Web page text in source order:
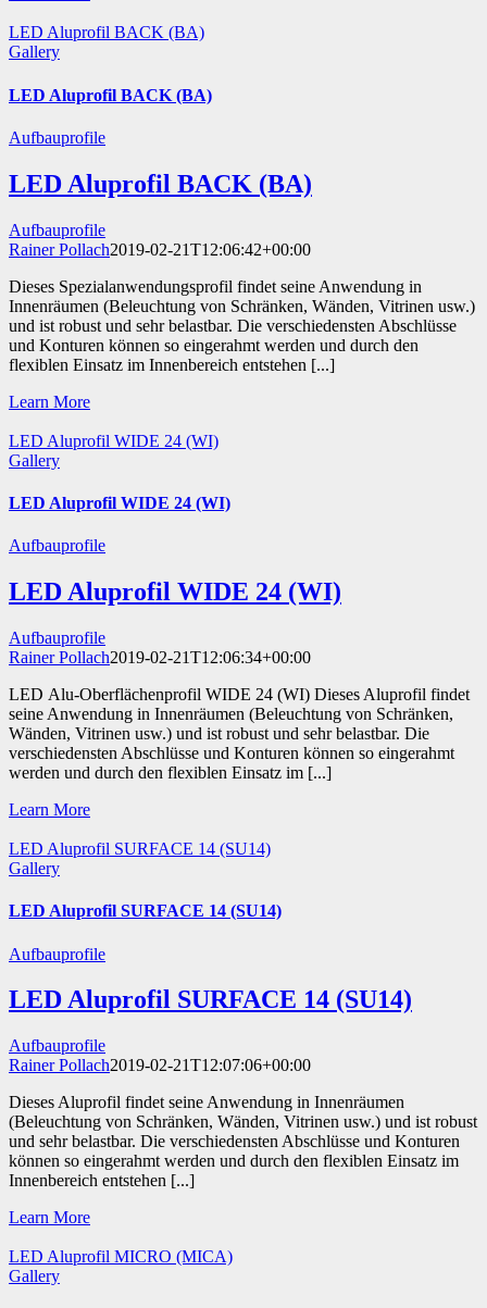
LED Aluprofil BACK (BA)
Gallery
LED Aluprofil BACK (BA)
Aufbauprofile
LED Aluprofil BACK (BA)
Aufbauprofile
Rainer Pollach2019-02-21T12:06:42+00:00
Dieses Spezialanwendungsprofil findet seine Anwendung in
Innenräumen (Beleuchtung von Schränken, Wänden, Vitrinen usw.)
und ist robust und sehr belastbar. Die verschiedensten Abschlüsse
und Konturen können so eingerahmt werden und durch den
flexiblen Einsatz im Innenbereich entstehen [...]
Learn More
LED Aluprofil WIDE 24 (WI)
Gallery
LED Aluprofil WIDE 24 (WI)
Aufbauprofile
LED Aluprofil WIDE 24 (WI)
Aufbauprofile
Rainer Pollach2019-02-21T12:06:34+00:00
LED Alu-Oberflächenprofil WIDE 24 (WI) Dieses Aluprofil findet
seine Anwendung in Innenräumen (Beleuchtung von Schränken,
Wänden, Vitrinen usw.) und ist robust und sehr belastbar. Die
verschiedensten Abschlüsse und Konturen können so eingerahmt
werden und durch den flexiblen Einsatz im [...]
Learn More
LED Aluprofil SURFACE 14 (SU14)
Gallery
LED Aluprofil SURFACE 14 (SU14)
Aufbauprofile
LED Aluprofil SURFACE 14 (SU14)
Aufbauprofile
Rainer Pollach2019-02-21T12:07:06+00:00
Dieses Aluprofil findet seine Anwendung in Innenräumen
(Beleuchtung von Schränken, Wänden, Vitrinen usw.) und ist robust
und sehr belastbar. Die verschiedensten Abschlüsse und Konturen
können so eingerahmt werden und durch den flexiblen Einsatz im
Innenbereich entstehen [...]
Learn More
LED Aluprofil MICRO (MICA)
Gallery